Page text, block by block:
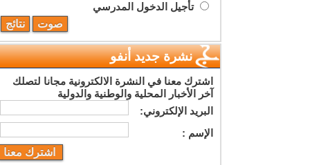
تأجيل الدخول المدرسي
نشرة جديد أنفو
اشترك معنا في النشرة الالكترونية مجانا لتصلك
آخر الأخبار المحلية والوطنية والدولية
البريد اﻹلكتروني:
اﻹسم :